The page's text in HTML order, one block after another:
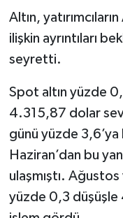
Altın,
ilişkin ayrıntıları
seyretti.
Spot altın yüzde
4.315,87 dolar
günü yüzde
Haziran’dan bu
ulaşmıştı.
yüzde 0,3 düşüşle